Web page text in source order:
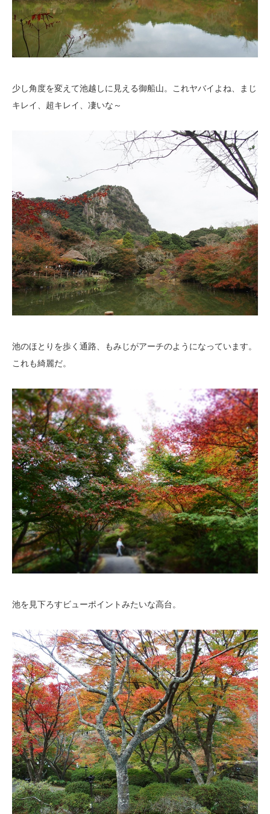
少し角度を変えて池越しに見える御船山。これヤバイよね、まじ
キレイ、超キレイ、凄いな～
池のほとりを歩く通路、もみじがアーチのようになっています。
これも綺麗だ。
池を見下ろすビューポイントみたいな高台。